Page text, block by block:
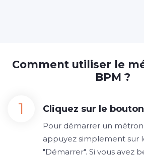
Comment utiliser le
BPM ?
Cliquez sur le
Pour démarrer un
appuyez simplement sur
"Démarrer". Si vous avez